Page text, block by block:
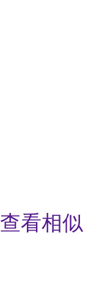
查看相似